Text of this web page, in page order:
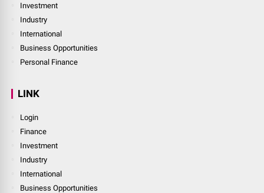
Investment
Industry
International
Business Opportunities
Personal Finance
LINK
Login
Finance
Investment
Industry
International
Business Opportunities